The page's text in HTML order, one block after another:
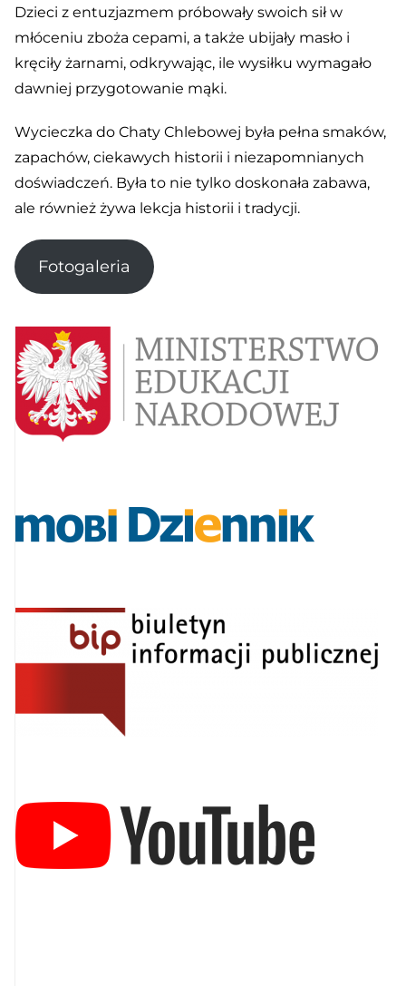
Dzieci z entuzjazmem próbowały swoich sił w
młóceniu zboża cepami, a także ubijały masło i
kręciły żarnami, odkrywając, ile wysiłku wymagało
dawniej przygotowanie mąki.
Wycieczka do Chaty Chlebowej była pełna smaków,
zapachów, ciekawych historii i niezapomnianych
doświadczeń. Była to nie tylko doskonała zabawa,
ale również żywa lekcja historii i tradycji.
Fotogaleria